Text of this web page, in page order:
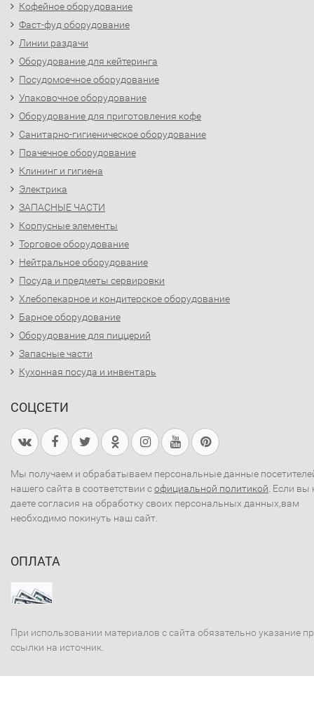
Кофейное оборудование
Фаст-фуд оборудование
Линии раздачи
Оборудование для кейтеринга
Посудомоечное оборудование
Упаковочное оборудование
Оборудование для приготовления кофе
Санитарно-гигиеническое оборудование
Прачечное оборудование
Клининг и гигиена
Электрика
ЗАПАСНЫЕ ЧАСТИ
Корпусные элементы
Торговое оборудование
Нейтральное оборудование
Посуда и предметы сервировки
Хлебопекарное и кондитерское оборудование
Барное оборудование
Оборудование для пиццерий
Запасные части
Кухонная посуда и инвентарь
СОЦСЕТИ
Мы получаем и обрабатываем персональные данные
нашего сайта в соответствии софициальной политикой . Если вы
даете согласия на обработку своих персональных данных,вам
необходимо покинуть наш сайт.
ОПЛАТА
При использовании материалов с сайта обязательно указание
ссылки на источник.